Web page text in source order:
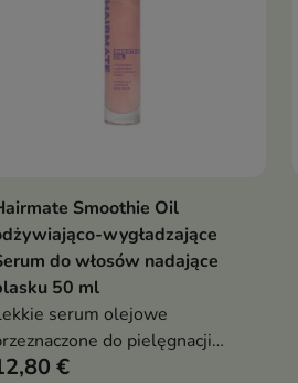
Dodaj do koszyka
Smoothie Oil
wygładzające
do włosów nadające
50 ml
serum olejowe
do pielęgnacji
wymagających
€